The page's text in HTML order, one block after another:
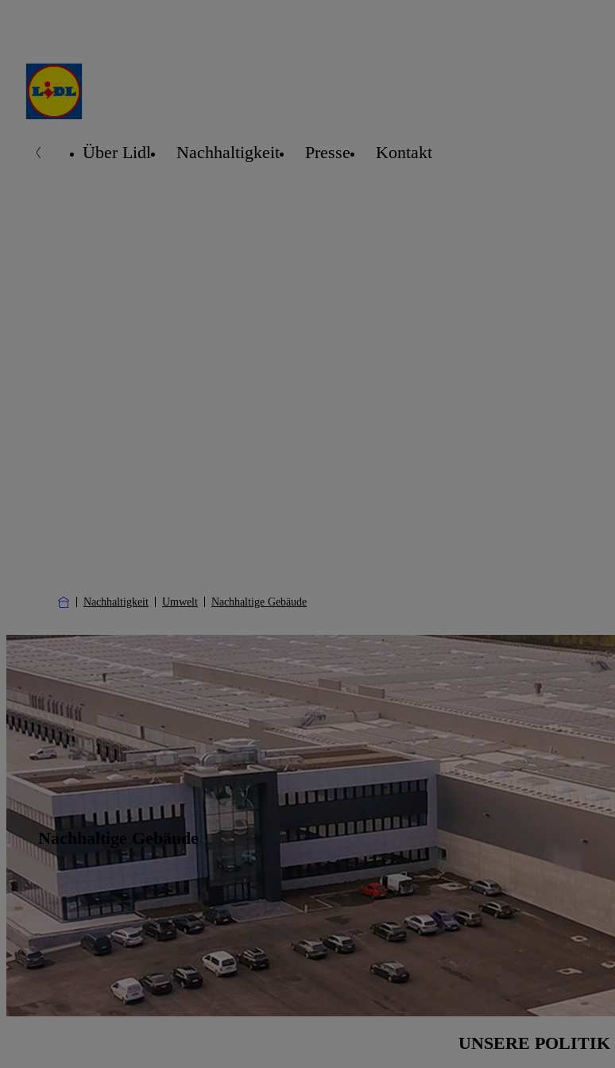
Über Lidl Nachhaltigkeit Presse Kontakt
Nachhaltigkeit Umwelt Nachhaltige Gebäude
Nachhaltige Gebäude
UNSERE POLITIK